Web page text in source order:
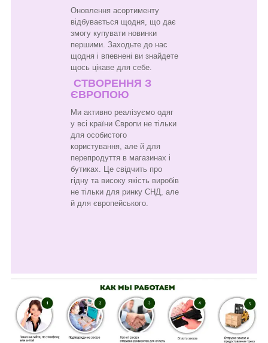
Оновлення асортименту
відбувається щодня, що дає
змогу купувати новинки
першими. Заходьте до нас
щодня і впевнені ви знайдете
щось цікаве для себе.
СТВОРЕННЯ З
ЄВРОПОЮ
Ми активно реалізуємо одяг
у всі країни Європи не тільки
для особистого
користування, але й для
перепродуття в магазинах і
бутиках. Це свідчить про
гідну та високу якість виробів
не тільки для ринку СНД, але
й для європейського.